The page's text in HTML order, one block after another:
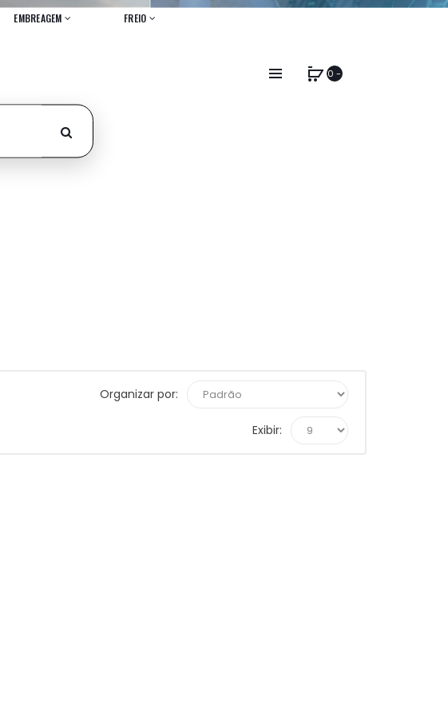
EMBREAGEM FREIO
0 -
Organizar por:
Exibir: